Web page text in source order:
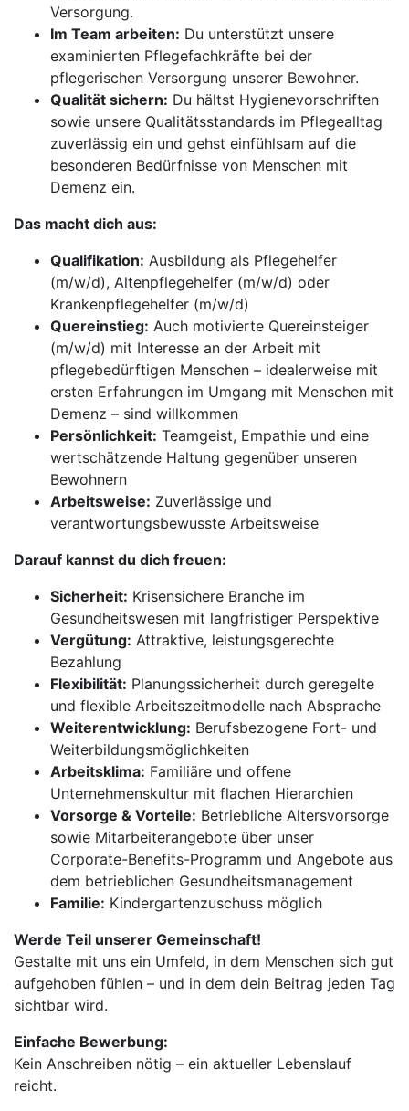
Versorgung.
Im Team arbeiten: Du unterstützt unsere
examinierten Pflegefachkräfte bei der
pflegerischen Versorgung unserer Bewohner.
Qualität sichern: Du hältst Hygienevorschriften
sowie unsere Qualitätsstandards im Pflegealltag
zuverlässig ein und gehst einfühlsam auf die
besonderen Bedürfnisse von Menschen mit
Demenz ein.
Das macht dich aus:
Qualifikation: Ausbildung als Pflegehelfer
(m/w/d), Altenpflegehelfer (m/w/d) oder
Krankenpflegehelfer (m/w/d)
Quereinstieg: Auch motivierte Quereinsteiger
(m/w/d) mit Interesse an der Arbeit mit
pflegebedürftigen Menschen – idealerweise mit
ersten Erfahrungen im Umgang mit Menschen mit
Demenz – sind willkommen
Persönlichkeit: Teamgeist, Empathie und eine
wertschätzende Haltung gegenüber unseren
Bewohnern
Arbeitsweise: Zuverlässige und
verantwortungsbewusste Arbeitsweise
Darauf kannst du dich freuen:
Sicherheit: Krisensichere Branche im
Gesundheitswesen mit langfristiger Perspektive
Vergütung: Attraktive, leistungsgerechte
Bezahlung
Flexibilität: Planungssicherheit durch geregelte
und flexible Arbeitszeitmodelle nach Absprache
Weiterentwicklung: Berufsbezogene Fort- und
Weiterbildungsmöglichkeiten
Arbeitsklima: Familiäre und offene
Unternehmenskultur mit flachen Hierarchien
Vorsorge & Vorteile: Betriebliche Altersvorsorge
sowie Mitarbeiterangebote über unser
Corporate-Benefits-Programm und Angebote aus
dem betrieblichen Gesundheitsmanagement
Familie: Kindergartenzuschuss möglich
Werde Teil unserer Gemeinschaft!
Gestalte mit uns ein Umfeld, in dem Menschen sich gut
aufgehoben fühlen – und in dem dein Beitrag jeden Tag
sichtbar wird.
Einfache Bewerbung:
Kein Anschreiben nötig – ein aktueller Lebenslauf
reicht.